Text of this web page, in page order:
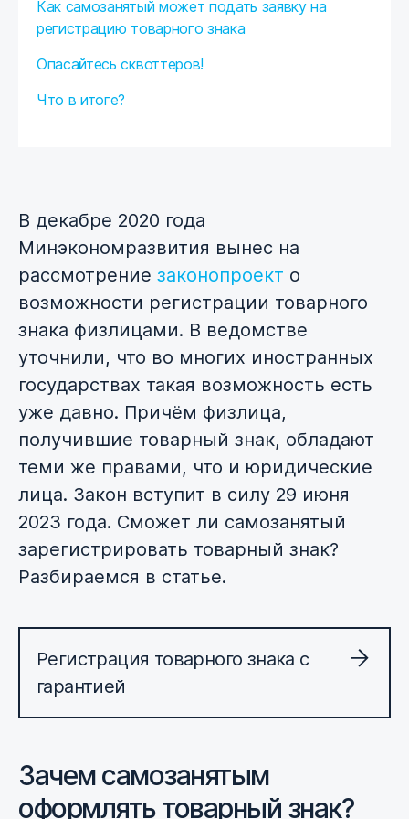
Как самозанятый может подать заявку на
регистрацию товарного знака
Опасайтесь сквоттеров!
Что в итоге?
В декабре 2020 года
Минэкономразвития вынес на
рассмотрение законопроект о
возможности регистрации товарного
знака физлицами. В ведомстве
уточнили, что во многих иностранных
государствах такая возможность есть
уже давно. Причём физлица,
получившие товарный знак, обладают
теми же правами, что и юридические
лица. Закон вступит в силу 29 июня
2023 года. Сможет ли самозанятый
зарегистрировать товарный знак?
Разбираемся в статье.
Регистрация товарного знака с
гарантией
Зачем самозанятым
оформлять товарный знак?